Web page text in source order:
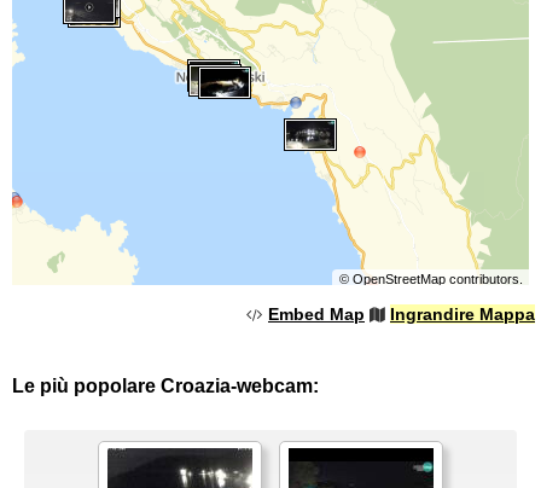
© OpenStreetMapcontributors.
Embed Map Ingrandire Mappa
Le più popolare Croazia-webcam: